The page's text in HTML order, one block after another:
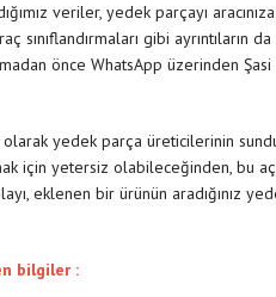
veriler, yedek parçayı
sınıflandırmaları gibi
önce WhatsApp üzerinden
yedek parça üreticilerinin
için yetersiz olabileceğinden, bu
eklenen bir ürünün aradığınız
bilgiler :